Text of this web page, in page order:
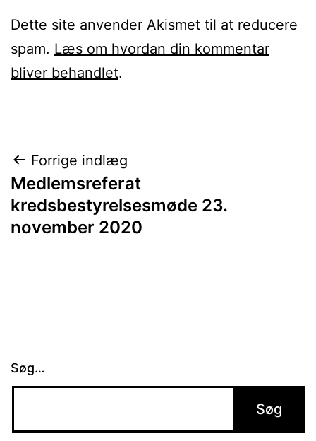
Dette site anvender Akismet til at reducere
spam. Læs om hvordan din kommentar
bliver behandlet.
Indlægsnavigation
Forrige indlæg
Medlemsreferat
kredsbestyrelsesmøde 23.
november 2020
Søg…